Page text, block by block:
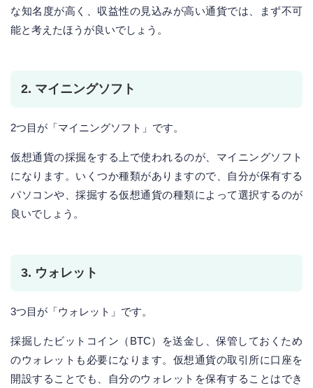
な知名度が高く、収益性の見込みが高い通貨では、まず不可
能と考えたほうが良いでしょう。
2. マイニングソフト
2つ目が「マイニングソフト」です。
仮想通貨の採掘をする上で使われるのが、マイニングソフト
になります。いくつか種類がありますので、自分が保有する
パソコンや、採掘する仮想通貨の種類によって選択するのが
良いでしょう。
3. ウォレット
3つ目が「ウォレット」です。
採掘したビットコイン（BTC）を送金し、保管しておくため
のウォレットも必要になります。仮想通貨の取引所に口座を
開設することでも、自分のウォレットを保有することはでき